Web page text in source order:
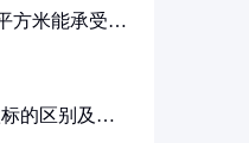
方米能承受多
的区别及其